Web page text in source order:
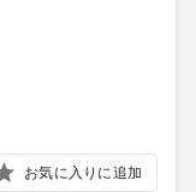
お気に入りに追加